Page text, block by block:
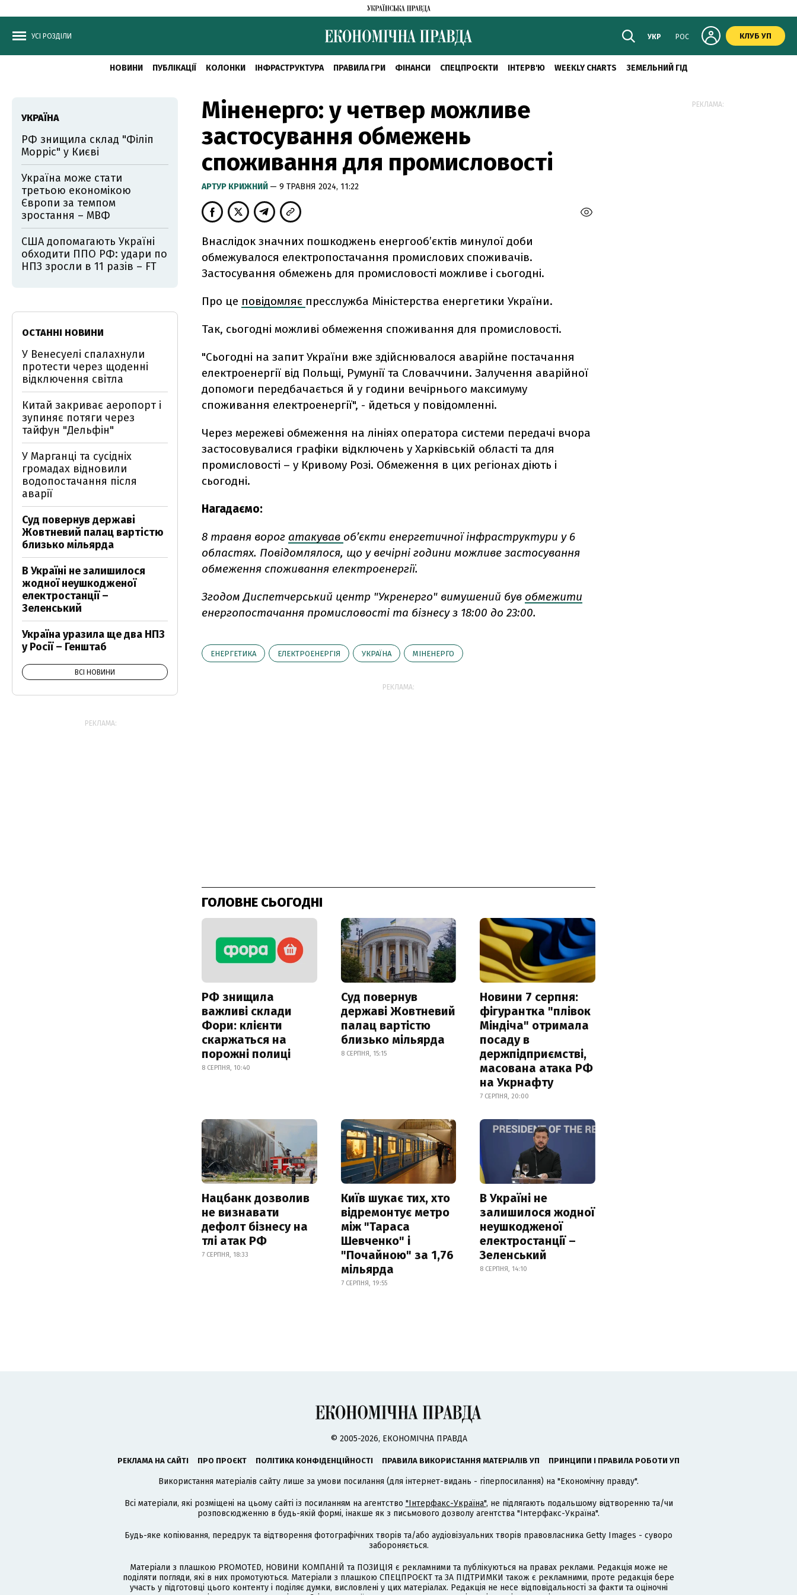
УСІ РОЗДІЛИ УКР РОС КЛУБ УП
НОВИНИ ПУБЛІКАЦІЇ КОЛОНКИ ІНФРАСТРУКТУРА ПРАВИЛА ГРИ ФІНАНСИ СПЕЦПРОЄКТИ ІНТЕРВ'Ю WEEKLY CHARTS ЗЕМЕЛЬНИЙ ГІД
Міненерго: у четвер можливе
застосування обмежень
споживання для промисловості
АРТУР КРИЖНИЙ — 9 ТРАВНЯ 2024, 11:22
Внаслідок значних пошкоджень енергооб’єктів минулої доби
обмежувалося електропостачання промислових споживачів.
Застосування обмежень для промисловості можливе і сьогодні.
Про це повідомляє пресслужба Міністерства енергетики України.
Так, сьогодні можливі обмеження споживання для промисловості.
"Сьогодні на запит України вже здійснювалося аварійне постачання
електроенергії від Польщі, Румунії та Словаччини. Залучення аварійної
допомоги передбачається й у години вечірнього максимуму
споживання електроенергії", - йдеться у повідомленні.
Через мережеві обмеження на лініях оператора системи передачі вчора
застосовувалися графіки відключень у Харківській області та для
промисловості – у Кривому Розі. Обмеження в цих регіонах діють і
сьогодні.
Нагадаємо:
8 травня ворог атакував об’єкти енергетичної інфраструктури у 6
областях. Повідомлялося, що у вечірні години можливе застосування
обмеження споживання електроенергії.
Згодом Диспетчерський центр "Укренерго" вимушений був обмежити
енергопостачання промисловості та бізнесу з 18:00 до 23:00.
ЕНЕРГЕТИКА ЕЛЕКТРОЕНЕРГІЯ УКРАЇНА МІНЕНЕРГО
РЕКЛАМА:
ГОЛОВНЕ СЬОГОДНІ
РФ знищила
важливі склади
Фори: клієнти
скаржаться на
порожні полиці
8 СЕРПНЯ, 10:40
Суд повернув
державі Жовтневий
палац вартістю
близько мільярда
8 СЕРПНЯ, 15:15
Новини 7 серпня:
фігурантка "плівок
Міндіча" отримала
посаду в
держпідприємстві,
масована атака РФ
на Укрнафту
7 СЕРПНЯ, 20:00
Нацбанк дозволив
не визнавати
дефолт бізнесу на
тлі атак РФ
7 СЕРПНЯ, 18:33
Київ шукає тих, хто
відремонтує метро
між "Тараса
Шевченко" і
"Почайною" за 1,76
мільярда
7 СЕРПНЯ, 19:55
В Україні не
залишилося жодної
неушкодженої
електростанції –
Зеленський
8 СЕРПНЯ, 14:10
УКРАЇНА
РФ знищила склад "Філіп
Морріс" у Києві
Україна може стати
третьою економікою
Європи за темпом
зростання – МВФ
США допомагають Україні
обходити ППО РФ: удари по
НПЗ зросли в 11 разів – FT
ОСТАННІ НОВИНИ
У Венесуелі спалахнули
протести через щоденні
відключення світла
Китай закриває аеропорт і
зупиняє потяги через
тайфун "Дельфін"
У Марганці та сусідніх
громадах відновили
водопостачання після
аварії
Суд повернув державі
Жовтневий палац вартістю
близько мільярда
В Україні не залишилося
жодної неушкодженої
електростанції –
Зеленський
Україна уразила ще два НПЗ
у Росії – Генштаб
ВСІ НОВИНИ
РЕКЛАМА:
РЕКЛАМА:
© 2005-2026, ЕКОНОМІЧНА ПРАВДА
РЕКЛАМА НА САЙТІ ПРО ПРОЄКТ ПОЛІТИКА КОНФІДЕНЦІЙНОСТІ ПРАВИЛА ВИКОРИСТАННЯ МАТЕРІАЛІВ УП ПРИНЦИПИ І ПРАВИЛА РОБОТИ УП
Використання матеріалів сайту лише за умови посилання (для інтернет-видань - гіперпосилання) на "Економічну правду".
Всі матеріали, які розміщені на цьому сайті із посиланням на агентство "Інтерфакс-Україна", не підлягають подальшому відтворенню та/чи
розповсюдженню в будь-якій формі, інакше як з письмового дозволу агентства "Інтерфакс-Україна".
Будь-яке копіювання, передрук та відтворення фотографічних творів та/або аудіовізуальних творів правовласника Getty Images - суворо
забороняється.
Матеріали з плашкою PROMOTED, НОВИНИ КОМПАНІЙ та ПОЗИЦІЯ є рекламними та публікуються на правах реклами. Редакція може не
поділяти погляди, які в них промотуються. Матеріали з плашкою СПЕЦПРОЄКТ та ЗА ПІДТРИМКИ також є рекламними, проте редакція бере
участь у підготовці цього контенту і поділяє думки, висловлені у цих матеріалах. Редакція не несе відповідальності за факти та оціночні